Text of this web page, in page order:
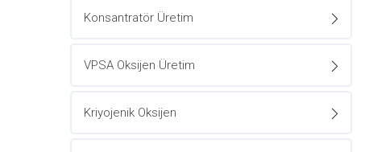
Konsantratör Üretim
VPSA Oksijen Üretim
Kriyojenik Oksijen